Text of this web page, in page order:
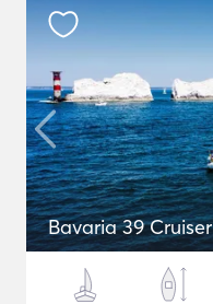
Bavaria 39 Cruiser